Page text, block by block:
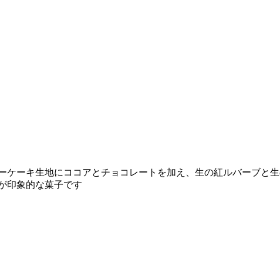
ーキ生地にココアとチョコレートを加え、生の紅ルバーブと
印象的な菓子です